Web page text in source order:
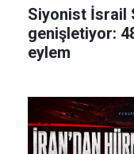
Siyonist İsrail
genişletiyor:
eylem